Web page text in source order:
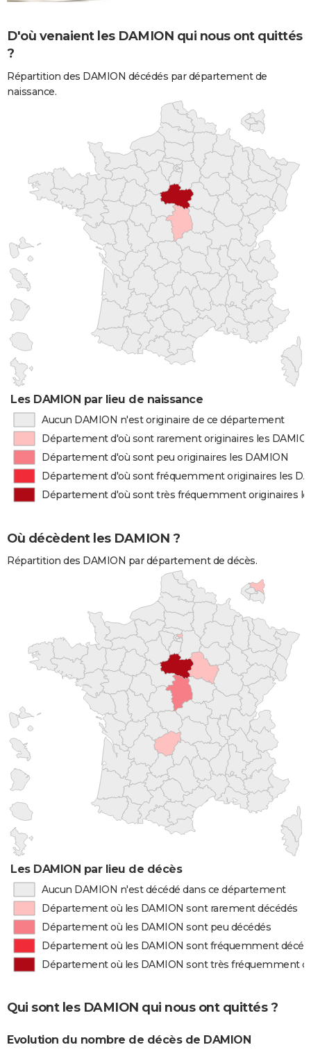
D'où venaient les DAMION qui nous ont quittés
?
Répartition des DAMION décédés par département de
naissance.
Les DAMION par lieu de naissance
Aucun DAMION n'est originaire de ce département
Département d'où sont rarement originaires les
Département d'où sont peu originaires les DAMION
Département d'où sont fréquemment originaires les
Département d'où sont très fréquemment originaires
Où décèdent les DAMION ?
Répartition des DAMION par département de décès.
Les DAMION par lieu de décès
Aucun DAMION n'est décédé dans ce département
Département où les DAMION sont rarement décédés
Département où les DAMION sont peu décédés
Département où les DAMION sont fréquemment
Département où les DAMION sont très fréquemment
Qui sont les DAMION qui nous ont quittés ?
Evolution du nombre de décès de DAMION